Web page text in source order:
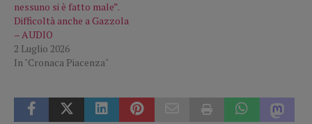
nessuno si è fatto male”.
Difficoltà anche a Gazzola
– AUDIO
2 Luglio 2026
In "Cronaca Piacenza"